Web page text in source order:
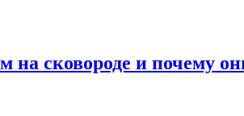
на сковороде и почему